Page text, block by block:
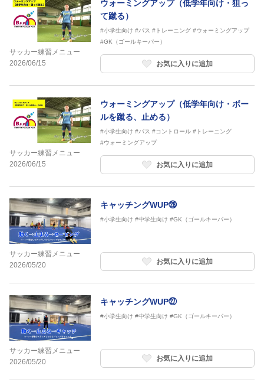
サッカー練習メニュー
2026/06/15
ウォーミングアップ（低学年向け・狙っ
て蹴る）
#小学生向け #パス #トレーニング #ウォーミングアップ
#GK（ゴールキーパー）
お気に入りに追加
サッカー練習メニュー
2026/06/15
ウォーミングアップ（低学年向け・ボー
ルを蹴る、止める）
#小学生向け #パス #コントロール #トレーニング
#ウォーミングアップ
お気に入りに追加
サッカー練習メニュー
2026/05/20
キャッチングWUP㉘
#小学生向け #中学生向け #GK（ゴールキーパー）
お気に入りに追加
サッカー練習メニュー
2026/05/20
キャッチングWUP㉗
#小学生向け #中学生向け #GK（ゴールキーパー）
お気に入りに追加